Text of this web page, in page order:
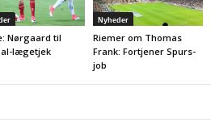
Nørgaard til
lægetjek
Nyheder
Riemer om Thomas
Frank: Fortjener Spurs-
job